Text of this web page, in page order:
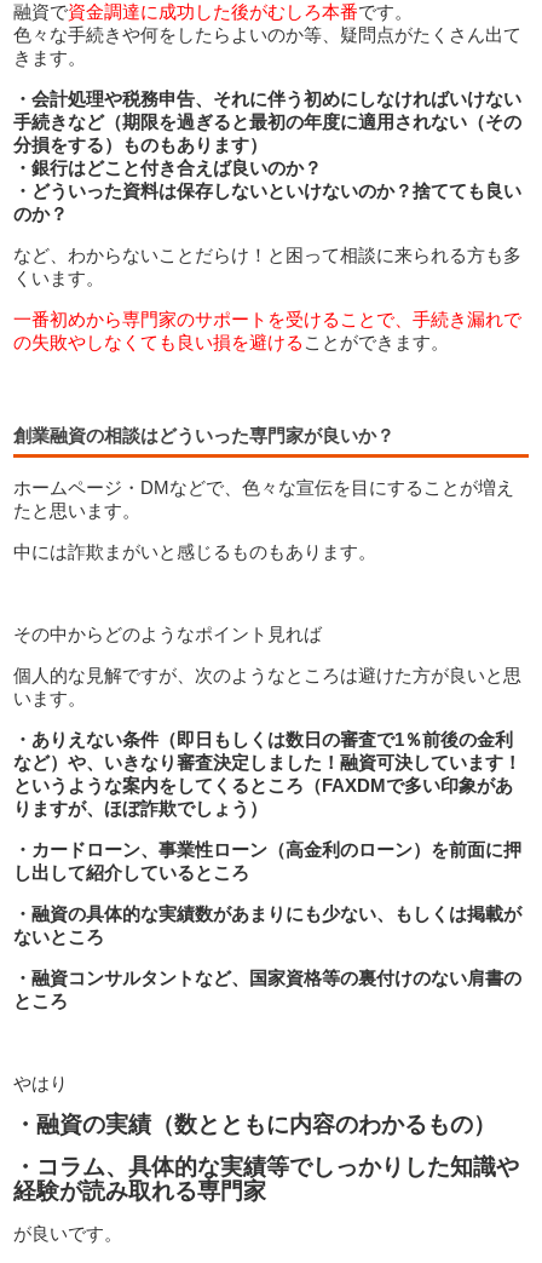
融資で資金調達に成功した後がむしろ本番です。
色々な手続きや何をしたらよいのか等、疑問点がたくさん出て
きます。
・会計処理や税務申告、それに伴う初めにしなければいけない
手続きなど（期限を過ぎると最初の年度に適用されない（その
分損をする）ものもあります）
・銀行はどこと付き合えば良いのか？
・どういった資料は保存しないといけないのか？捨てても良い
のか？
など、わからないことだらけ！と困って相談に来られる方も多
くいます。
一番初めから専門家のサポートを受けることで、手続き漏れで
の失敗やしなくても良い損を避ける ことができます。
創業融資の相談はどういった専門家が良いか？
ホームページ・DMなどで、色々な宣伝を目にすることが増え
たと思います。
中には詐欺まがいと感じるものもあります。
その中からどのようなポイント見れば
個人的な見解ですが、次のようなところは避けた方が良いと思
います。
・ありえない条件（即日もしくは数日の審査で1％前後の金利
など）や、いきなり審査決定しました！融資可決しています！
というような案内をしてくるところ（FAXDMで多い印象があ
りますが、ほぼ詐欺でしょう）
・カードローン、事業性ローン（高金利のローン）を前面に押
し出して紹介しているところ
・融資の具体的な実績数があまりにも少ない、もしくは掲載が
ないところ
・融資コンサルタントなど、国家資格等の裏付けのない肩書の
ところ
やはり
・融資の実績（数とともに内容のわかるもの）
・コラム、具体的な実績等でしっかりした知識や
経験が読み取れる専門家
が良いです。